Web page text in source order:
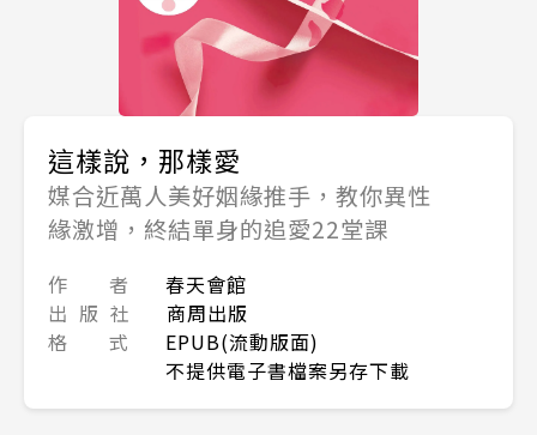
這樣說，那樣愛
媒合近萬人美好姻緣推手，教你異性
緣激增，終結單身的追愛22堂課
作 者
春天會館
出 版 社
商周出版
格 式
EPUB(流動版面)
不提供電子書檔案另存下載